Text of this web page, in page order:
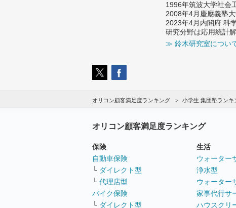
1996年筑波大学社会
2008年4月慶應義塾
2023年4月内閣府 科
研究分野は応用統計
≫ 鈴木研究室につい
オリコン顧客満足度ランキング 小学生 集団塾ランキ
オリコン顧客満足度ランキング
保険
自動車保険
└ ダイレクト型
└ 代理店型
バイク保険
└ ダイレクト型
生活
ウォーター
浄水型
ウォーター
家事代行サ
ハウスクリ